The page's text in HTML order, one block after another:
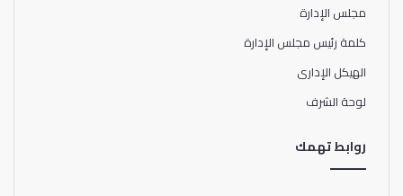
مجلس الإدارة
كلمة رئيس مجلس الإدارة
الهيكل الإدارى
لوحة الشرف
روابط تهمك